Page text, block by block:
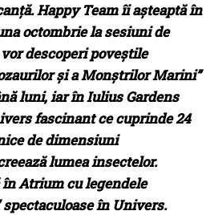
Happy Team îi așteaptă în
octombrie la sesiuni de
descoperi poveștile
și a Monștrilor Marini”
luni, iar în Iulius Gardens
fascinant ce cuprinde 24
de dimensiuni
lumea insectelor.
Atrium cu legendele
în Univers.